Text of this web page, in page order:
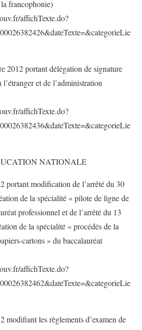
francophonie)
affichTexte.do?
2012 portant délégation de signature
et de l’administration
affichTexte.do?
NATIONALE
portant modification de l’arrêté du 30
de la spécialité « pilote de ligne de
professionnel et de l’arrêté du 13
de la spécialité « procédés de la
cartons » du baccalauréat
affichTexte.do?
modifiant les règlements d’examen de